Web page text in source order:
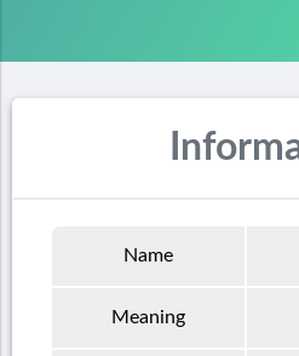
Name
Meaning